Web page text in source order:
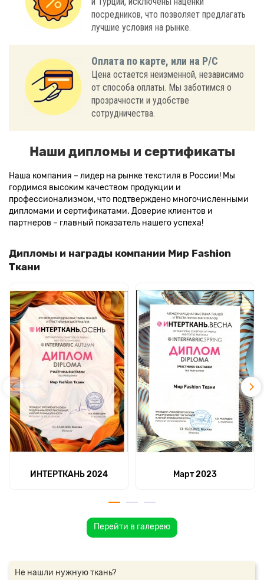
посредников, что позволяет предлагать
лучшие условия на рынке.
Оплата по карте, или на Р/С
Цена остается неизменной, независимо
от способа оплаты. Мы заботимся о
прозрачности и удобстве
сотрудничества.
Наши дипломы и сертификаты
Наша компания – лидер на рынке текстиля в России! Мы
гордимся высоким качеством продукции и
профессионализмом, что подтверждено многочисленными
дипломами и сертификатами. Доверие клиентов и
партнеров – главный показатель нашего успеха!
Дипломы и награды компании Мир Fashion
Ткани
ИНТЕРТКАНЬ 2024 Март 2023
Перейти в галерею
Не нашли нужную ткань?